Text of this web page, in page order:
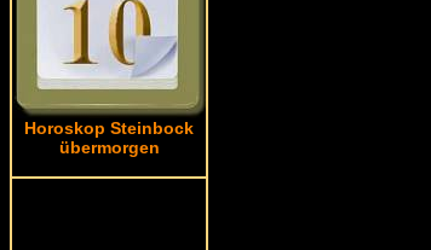
Horoskop Steinbock
übermorgen